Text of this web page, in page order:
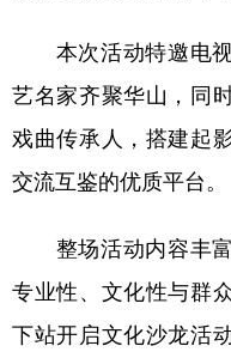
本次活动特邀电视
艺名家齐聚华山，同
戏曲传承人，搭建起
交流互鉴的优质平台。
整场活动内容丰富
专业性、文化性与群
下站开启文化沙龙活